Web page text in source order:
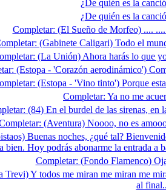
¿De quién es la
¿De quién es la
Completar: (El Sueño de Morfeo) ....
(Gabinete Caligari) Todo el
(La Unión) Ahora harás lo que
(Estopa - 'Corazón aerodinámico')
(Estopa - 'Vino tinto') Porque
Completar: Ya no me
(84) En el burdel de las sirenas, en
(Aventura) Noooo, no es
Buenas noches, ¿qué tal?
bien. Hoy podrás abonarme la entrada a
Completar: (Fondo Flamenco)
Trevi) Y todos me miran me miran me
al